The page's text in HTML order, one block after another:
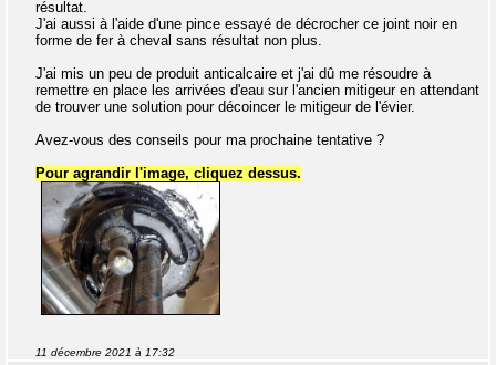
résultat.
J'ai aussi à l'aide d'une pince essayé de décrocher ce joint noir en
forme de fer à cheval sans résultat non plus.
J'ai mis un peu de produit anticalcaire et j'ai dû me résoudre à
remettre en place les arrivées d'eau sur l'ancien mitigeur en attendant
de trouver une solution pour décoincer le mitigeur de l'évier.
Avez-vous des conseils pour ma prochaine tentative ?
Pour agrandir l'image, cliquez dessus.
11 décembre 2021 à 17:32